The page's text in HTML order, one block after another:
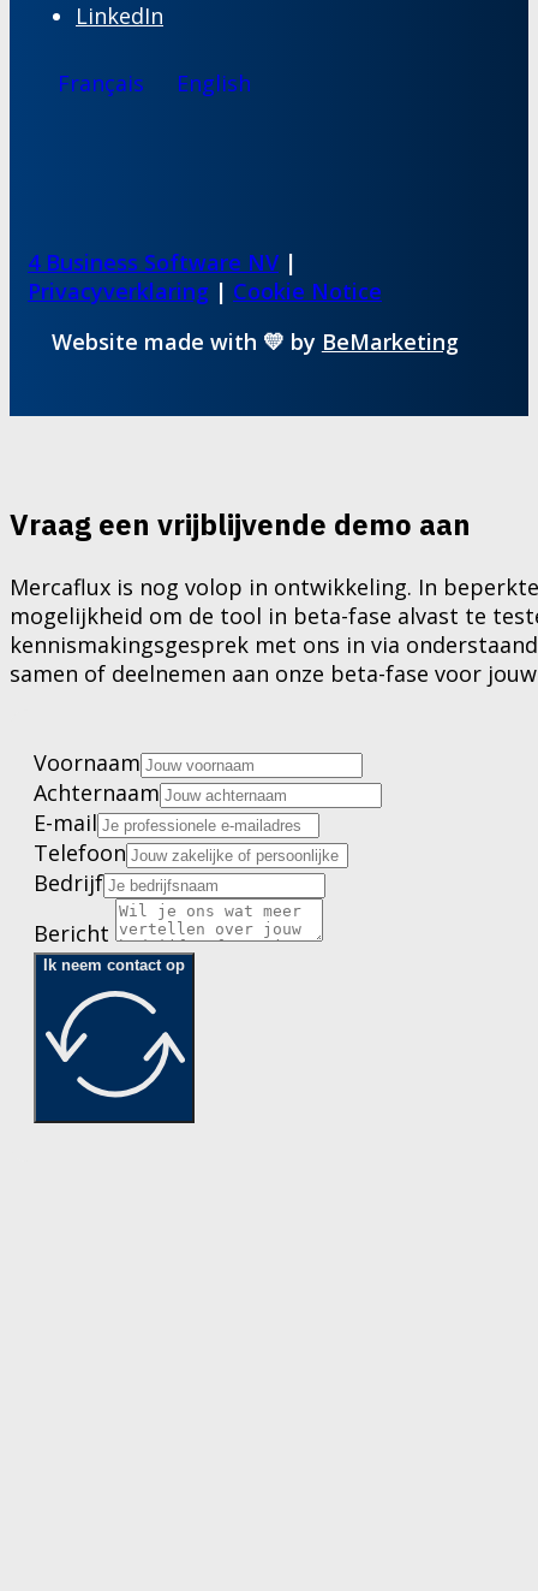
LinkedIn
Français English
4 Business Software NV |
Privacyverklaring | Cookie Notice
Website made with 💛 by BeMarketing
Vraag een vrijblijvende demo aan
Mercaflux is nog volop in ontwikkeling. In
mogelijkheid om de tool in beta-fase alvast te
kennismakingsgesprek met ons in via
samen of deelnemen aan onze beta-fase voor
Voornaam
Achternaam
E-mail
Telefoon
Bedrijf
Bericht
Ik neem contact op